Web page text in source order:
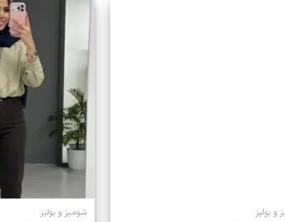
و بولیز شومیز و بولیز